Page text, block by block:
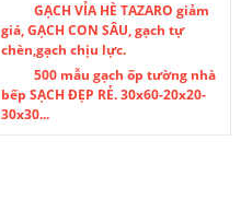
GẠCH VỈA HÈ TAZARO giảm
giá, GẠCH CON SÂU, gạch tự
chèn,gạch chịu lực.
500 mẫu gạch ốp tường nhà
bếp SẠCH ĐẸP RẺ. 30x60-20x20-
30x30...